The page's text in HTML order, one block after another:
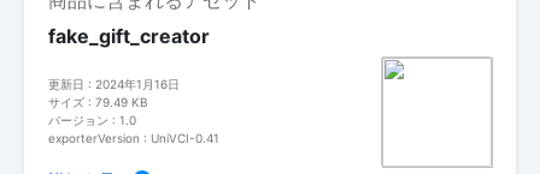
fake_gift_creator
更新日 : 2024年1月16日
サイズ : 79.49 KB
バージョン : 1.0
exporterVersion : UniVCI-0.41